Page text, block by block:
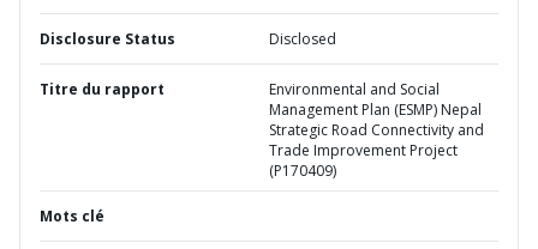
Disclosure Status Disclosed
Titre du rapport
Environmental and Social
Management Plan (ESMP) Nepal
Strategic Road Connectivity and
Trade Improvement Project
(P170409)
Mots clé